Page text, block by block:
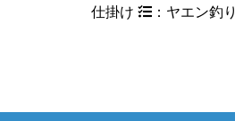
仕掛け
：ヤエン釣り